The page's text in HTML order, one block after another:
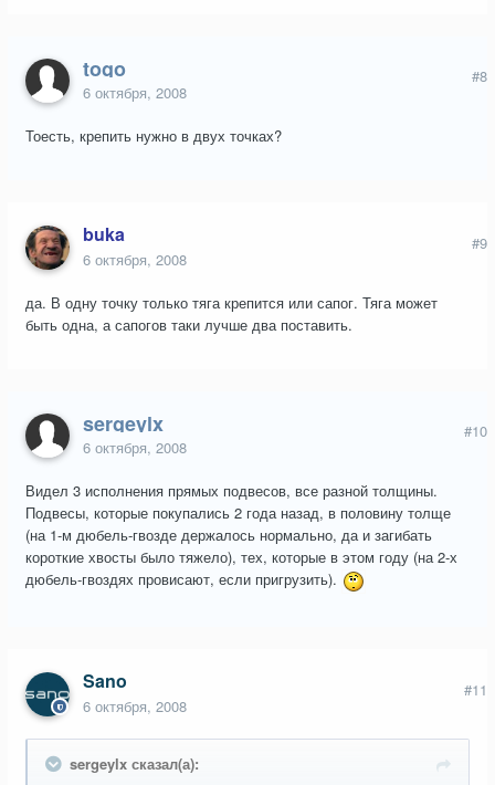
togo
6 октября, 2008
#8
Тоесть, крепить нужно в двух точках?
buka
6 октября, 2008
#9
да. В одну точку только тяга крепится или сапог. Тяга может
быть одна, а сапогов таки лучше два поставить.
sergeylx
6 октября, 2008
#10
Видел 3 исполнения прямых подвесов, все разной толщины.
Подвесы, которые покупались 2 года назад, в половину толще
(на 1-м дюбель-гвозде держалось нормально, да и загибать
короткие хвосты было тяжело), тех, которые в этом году (на 2-х
дюбель-гвоздях провисают, если пригрузить).
Sano
6 октября, 2008
#11
sergeylx сказал(а):